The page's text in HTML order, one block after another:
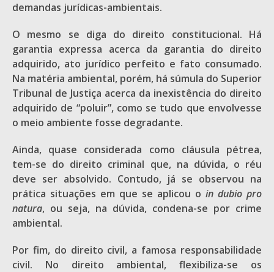
demandas jurídicas-ambientais.
O mesmo se diga do direito constitucional. Há
garantia expressa acerca da garantia do direito
adquirido, ato jurídico perfeito e fato consumado.
Na matéria ambiental, porém, há súmula do Superior
Tribunal de Justiça acerca da inexistência do direito
adquirido de “poluir”, como se tudo que envolvesse
o meio ambiente fosse degradante.
Ainda, quase considerada como cláusula pétrea,
tem-se do direito criminal que, na dúvida, o réu
deve ser absolvido. Contudo, já se observou na
prática situações em que se aplicou o in dubio pro
natura, ou seja, na dúvida, condena-se por crime
ambiental.
Por fim, do direito civil, a famosa responsabilidade
civil. No direito ambiental, flexibiliza-se os